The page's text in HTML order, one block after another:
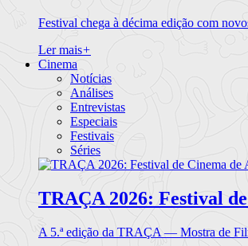
Festival chega à décima edição com
Ler mais+
Cinema
Notícias
Análises
Entrevistas
Especiais
Festivais
Séries
TRAÇA 2026: Festival
A 5.ª edição da TRAÇA — Mostra de